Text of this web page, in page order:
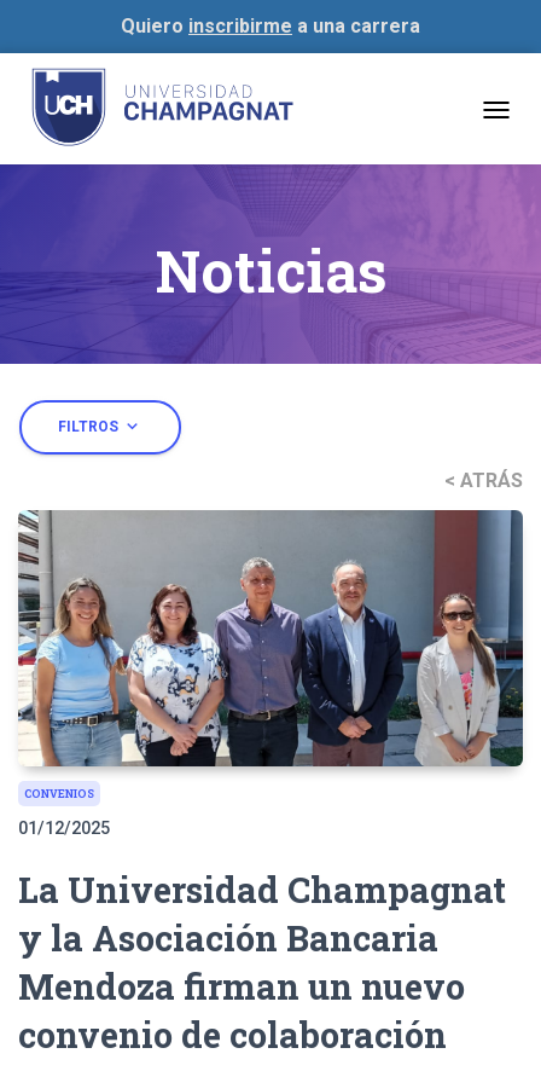
Quiero inscribirme a una carrera
Noticias
FILTROS expand_more
< ATRÁS
CONVENIOS
01/12/2025
La Universidad Champagnat
y la Asociación Bancaria
Mendoza firman un nuevo
convenio de colaboración